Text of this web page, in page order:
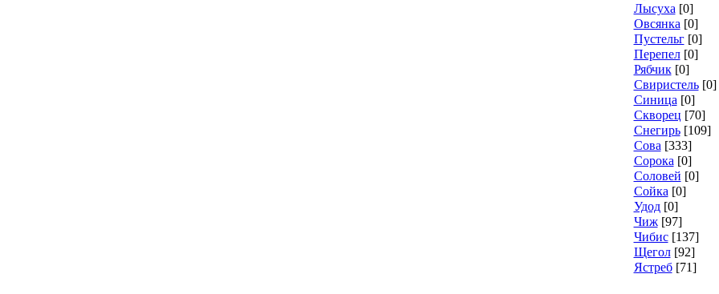
Лысуха [0]
Овсянка [0]
Пустельг [0]
Перепел [0]
Рябчик [0]
Свиристель [0]
Синица [0]
Скворец [70]
Снегирь [109]
Сова [333]
Сорока [0]
Соловей [0]
Сойка [0]
Удод [0]
Чиж [97]
Чибис [137]
Щегол [92]
Ястреб [71]